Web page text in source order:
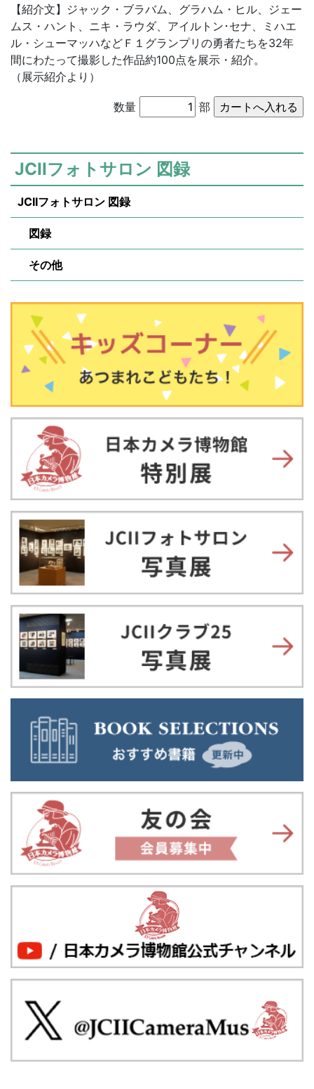
【紹介文】ジャック・ブラバム、グラハム・ヒル、ジェー
ムス・ハント、ニキ・ラウダ、アイルトン･セナ、ミハエ
ル・シューマッハなどＦ１グランプリの勇者たちを32年
間にわたって撮影した作品約100点を展示・紹介。
（展示紹介より）
数量 部
JCIIフォトサロン 図録
JCIIフォトサロン 図録
図録
その他